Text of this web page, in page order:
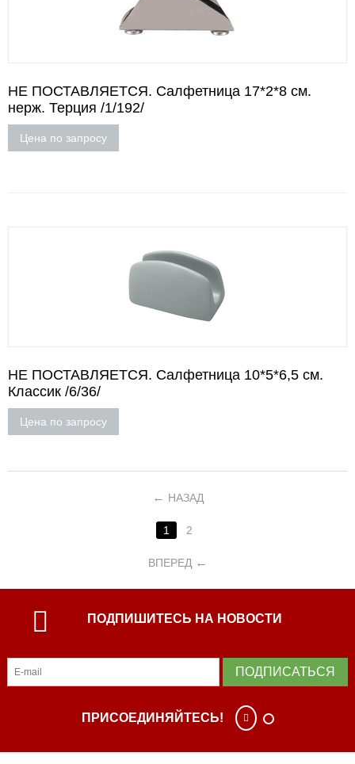
НЕ ПОСТАВЛЯЕТСЯ. Салфетница 17*2*8 см.
нерж. Терция /1/192/
Цена по запросу
НЕ ПОСТАВЛЯЕТСЯ. Салфетница 10*5*6,5 см.
Классик /6/36/
Цена по запросу
НАЗАД
1 2
ВПЕРЕД
ПОДПИШИТЕСЬ НА НОВОСТИ
ПОДПИСАТЬСЯ
ПРИСОЕДИНЯЙТЕСЬ!